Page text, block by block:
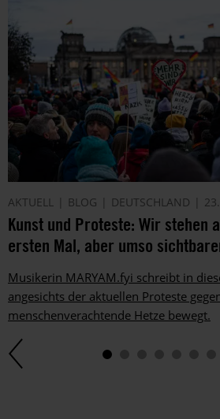
AKTUELL BLOG DEUTSCHLAND
Kunst und Proteste: Wir stehen
ersten Mal, aber umso
Musikerin MARYAM.fyi schreibt in
angesichts der aktuellen Proteste
menschenverachtende Hetze bewegt.